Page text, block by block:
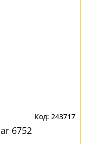
243717
6752